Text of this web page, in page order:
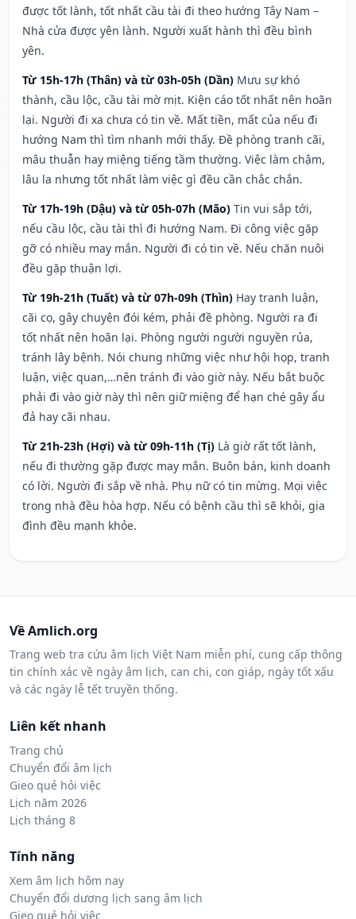
được tốt lành, tốt nhất cầu tài đi theo hướng Tây Nam –
Nhà cửa được yên lành. Người xuất hành thì đều bình
yên.
Từ 15h-17h (Thân) và từ 03h-05h (Dần) Mưu sự khó
thành, cầu lộc, cầu tài mờ mịt. Kiện cáo tốt nhất nên hoãn
lại. Người đi xa chưa có tin về. Mất tiền, mất của nếu đi
hướng Nam thì tìm nhanh mới thấy. Đề phòng tranh cãi,
mâu thuẫn hay miệng tiếng tầm thường. Việc làm chậm,
lâu la nhưng tốt nhất làm việc gì đều cần chắc chắn.
Từ 17h-19h (Dậu) và từ 05h-07h (Mão) Tin vui sắp tới,
nếu cầu lộc, cầu tài thì đi hướng Nam. Đi công việc gặp
gỡ có nhiều may mắn. Người đi có tin về. Nếu chăn nuôi
đều gặp thuận lợi.
Từ 19h-21h (Tuất) và từ 07h-09h (Thìn) Hay tranh luận,
cãi cọ, gây chuyện đói kém, phải đề phòng. Người ra đi
tốt nhất nên hoãn lại. Phòng người người nguyền rủa,
tránh lây bệnh. Nói chung những việc như hội họp, tranh
luận, việc quan,…nên tránh đi vào giờ này. Nếu bắt buộc
phải đi vào giờ này thì nên giữ miệng để hạn ché gây ẩu
đả hay cãi nhau.
Từ 21h-23h (Hợi) và từ 09h-11h (Tị) Là giờ rất tốt lành,
nếu đi thường gặp được may mắn. Buôn bán, kinh doanh
có lời. Người đi sắp về nhà. Phụ nữ có tin mừng. Mọi việc
trong nhà đều hòa hợp. Nếu có bệnh cầu thì sẽ khỏi, gia
đình đều mạnh khỏe.
Về Amlich.org
Trang web tra cứu âm lịch Việt Nam miễn phí, cung cấp thông
tin chính xác về ngày âm lịch, can chi, con giáp, ngày tốt xấu
và các ngày lễ tết truyền thống.
Liên kết nhanh
Trang chủ
Chuyển đổi âm lịch
Gieo quẻ hỏi việc
Lịch năm 2026
Lịch tháng 8
Tính năng
Xem âm lịch hôm nay
Chuyển đổi dương lịch sang âm lịch
Gieo quẻ hỏi việc